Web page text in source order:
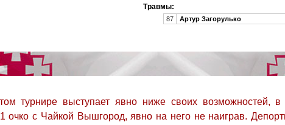
Травмы:
87 Артур Загорулько
турнире выступает явно ниже своих возможностей, в
очко с Чайкой Вышгород, явно на него не наиграв.